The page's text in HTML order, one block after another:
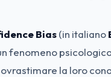
Bias(in italiano
fenomeno
la loro